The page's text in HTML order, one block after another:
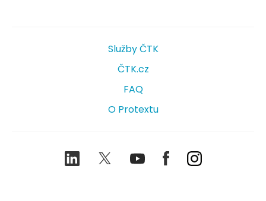
Služby ČTK
ČTK.cz
FAQ
O Protextu
LinkedIn TwitterYoutubeFacebookInstagram